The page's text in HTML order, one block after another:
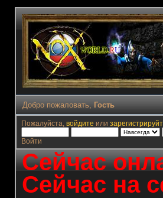
Добро пожаловать, Гость
Пожалуйста, войдите или
Войти
Сейчас
Сейчас на